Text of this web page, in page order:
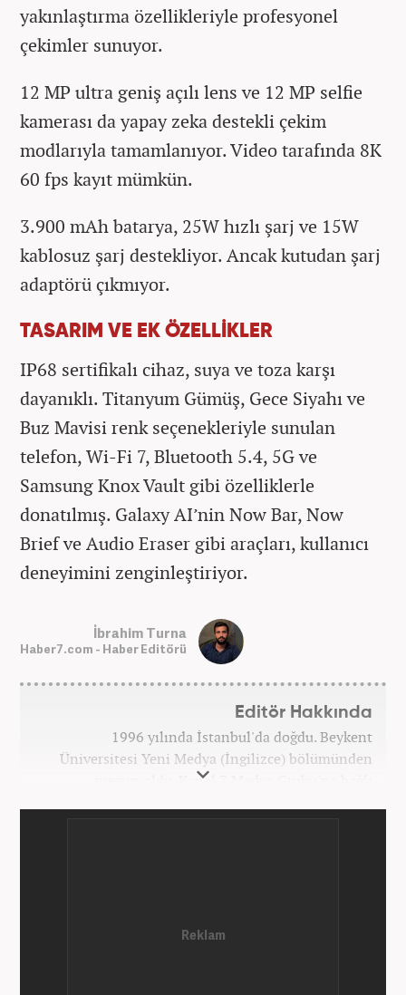
yakınlaştırma özellikleriyle profesyonel
çekimler sunuyor.
12 MP ultra geniş açılı lens ve 12 MP selfie
kamerası da yapay zeka destekli çekim
modlarıyla tamamlanıyor. Video tarafında 8K
60 fps kayıt mümkün.
3.900 mAh batarya, 25W hızlı şarj ve 15W
kablosuz şarj destekliyor. Ancak kutudan şarj
adaptörü çıkmıyor.
TASARIM VE EK ÖZELLİKLER
IP68 sertifikalı cihaz, suya ve toza karşı
dayanıklı. Titanyum Gümüş, Gece Siyahı ve
Buz Mavisi renk seçenekleriyle sunulan
telefon, Wi-Fi 7, Bluetooth 5.4, 5G ve
Samsung Knox Vault gibi özelliklerle
donatılmış. Galaxy AI’nin Now Bar, Now
Brief ve Audio Eraser gibi araçları, kullanıcı
deneyimini zenginleştiriyor.
İbrahim Turna
Haber7.com - Haber Editörü
Editör Hakkında
1996 yılında İstanbul'da doğdu. Beykent
Üniversitesi Yeni Medya (İngilizce) bölümünden
mezun oldu. Kanal 7 Medya Grubu'na bağlı